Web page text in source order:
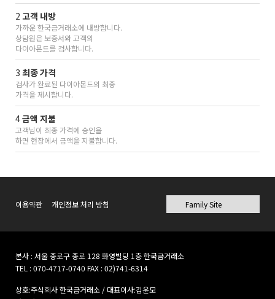
2 고객 내방
가까운 한국금거래소에 내방합니다.
상담원은 보증서와 고객의
다이아몬드를 검사합니다.
3 최종 가격
검사가 완료된 다이아몬드의 최종
가격을 제시합니다.
4금액 지불
고객님이 최종 가격에 승인을
하면 현장에서 금액을 지불합니다.
이용약관 개인정보 처리 방침
본사 : 서울 종로구 종로 128 화영빌딩 1층 한국금거래소
TEL : 070-4717-0740 FAX : 02)741-6314
상호:주식회사 한국금거래소 / 대표이사:김윤모